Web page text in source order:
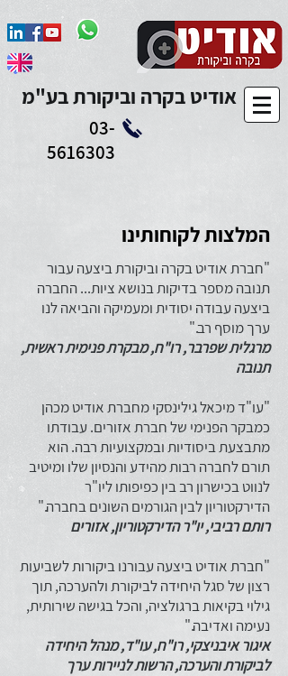
Add to Calendar
אודיט בקרה וביקורת בע"מ
03-
5616303
המלצות לקוחותינו
"חברת אודיט בקרה וביקורת ביצעה עבור
תנובה מספר בדיקות בנושא ציות... החברה
ביצעה עבודה יסודית ומעמיקה והביאה לנו
ערך מוסף רב."
מרגלית שפרבר, רו"ח, מבקרת פנימית ראשית,
תנובה
"עו"ד מיכאל גילינסקי מחברת אודיט מכהן
כמבקר הפנימי של חברת אזורים. עבודתו
מתבצעת ביסודיות ובמקצועיות רבה. הוא
תורם לחברה רבות מהידע והנסיון שלו ומיטיב
לנווט בכישרון רב בין כפיפותו ליו"ר
הדירקטוריון לבין הגורמים השונים בחברה."
רותם רביבי, יו"ר הדירקטוריון, אזורים
"חברת אודיט ביצעה עבורנו ביקורות לשביעות
רצון של סגל היחידה לביקורת ולהערכה, תוך
גילוי בקיאות ברגולציה, והכל בגישה שירותית,
נעימה ואדיבה."
איגור איבניצקי, רו"ח, עו"ד, מנהל היחידה
לביקורת והערכה, הרשות לניירות ערך